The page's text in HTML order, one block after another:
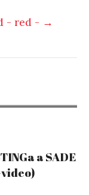
- red - →
a SADE